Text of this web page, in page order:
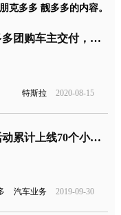
克多多 靓多多的内容。
特斯拉拒绝向拼多多团购车主交付，拼多多回应来了
特斯拉 2020-08-15
拼多多汽车业务活动累计上线70个小时，成交订单9463笔
汽车业务 2019-09-30